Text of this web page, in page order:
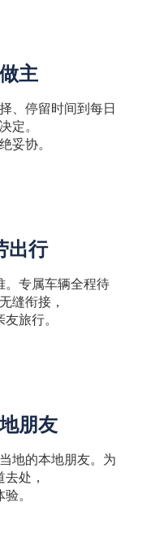
主
、停留时间到每日
定。
妥协。
出行
。专属车辆全程待
缝衔接，
旅行。
朋友
地的本地朋友。为
处，
。